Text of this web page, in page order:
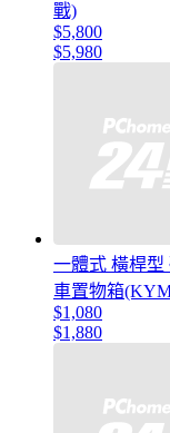
戰)
$5,800
$5,980
一體式 橫桿型
車置物箱
$1,080
$1,880